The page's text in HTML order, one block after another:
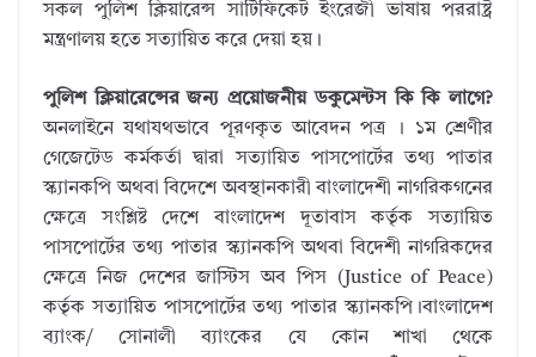
সকল পুলিশ ক্লিয়ারেন্স সার্টিফিকেট ইংরেজী ভাষায় পররাষ্ট্র
মন্ত্রণালয় হতে সত্যায়িত করে দেয়া হয়।
পুলিশ ক্লিয়ারেন্সের জন্য প্রয়োজনীয় ডকুমেন্টস কি কি লাগে?
অনলাইনে যথাযথভাবে পূরণকৃত আবেদন পত্র । ১ম শ্রেণীর
গেজেটেড কর্মকর্তা দ্বারা সত্যায়িত পাসপোর্টের তথ্য পাতার
স্ক্যানকপি অথবা বিদেশে অবস্থানকারী বাংলাদেশী নাগরিকগনের
ক্ষেত্রে সংশ্লিষ্ট দেশে বাংলাদেশ দূতাবাস কর্তৃক সত্যায়িত
পাসপোর্টের তথ্য পাতার স্ক্যানকপি অথবা বিদেশী নাগরিকদের
ক্ষেত্রে নিজ দেশের জাস্টিস অব পিস (Justice of Peace)
কর্তৃক সত্যায়িত পাসপোর্টের তথ্য পাতার স্ক্যানকপি।বাংলাদেশ
ব্যাংক/ সোনালী ব্যাংকের যে কোন শাখা থেকে